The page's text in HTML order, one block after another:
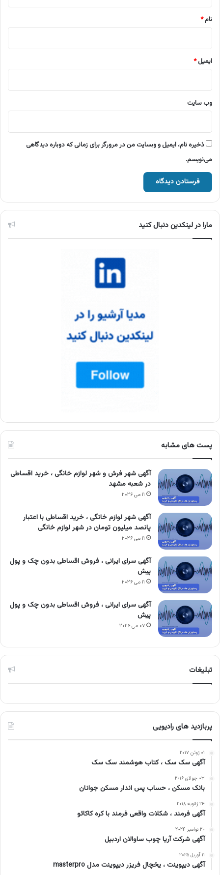
نام*
ایمیل*
وب‌ سایت
ذخیره نام، ایمیل و وبسایت من در مرورگر برای زمانی که دوباره دیدگاهی
می‌نویسم.
مارا در لینکدین دنبال کنید
پست های مشابه
آگهی شهر فرش و شهر لوازم خانگی ، خرید اقساطی
در شعبه مشهد
۱۱ می ۲۰۲۶
آگهی شهر لوازم خانگی ، خرید اقساطی با اعتبار
پانصد میلیون تومان در شهر لوازم خانگی
۱۱ می ۲۰۲۶
آگهی سرای ایرانی ، فروش اقساطی بدون چک و پول
پیش
۱۱ می ۲۰۲۶
آگهی سرای ایرانی ، فروش اقساطی بدون چک و پول
پیش
۰۷ می ۲۰۲۶
تبلیغات
پربازدید های رادیویی
۰۱ ژوئن ۲۰۱۷
آگهی سک سک ، کتاب هوشمند سک سک
۰۳ جولای ۲۰۱۶
بانک مسکن ، حساب پس اندار مسکن جوانان
۲۴ ژانویه ۲۰۱۸
آگهی فرمند ، شکلات واقعی فرمند با کره کاکائو
۲۰ نوامبر ۲۰۲۴
آگهی شرکت آریا چوب ساوالان اردبیل
۱۱ آوریل ۲۰۲۵
آگهی دیپوینت ، یخچال فریزر دیپوینت مدل masterpro